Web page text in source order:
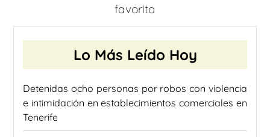
favorita
Lo Más Leído Hoy
Detenidas ocho personas por robos con violencia
e intimidación en establecimientos comerciales en
Tenerife